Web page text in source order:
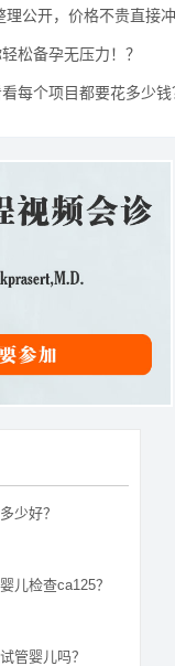
公开，价格不贵直接
松备孕无压力！？
每个项目都要花多少钱
少好？
儿检查ca125？
管婴儿吗？